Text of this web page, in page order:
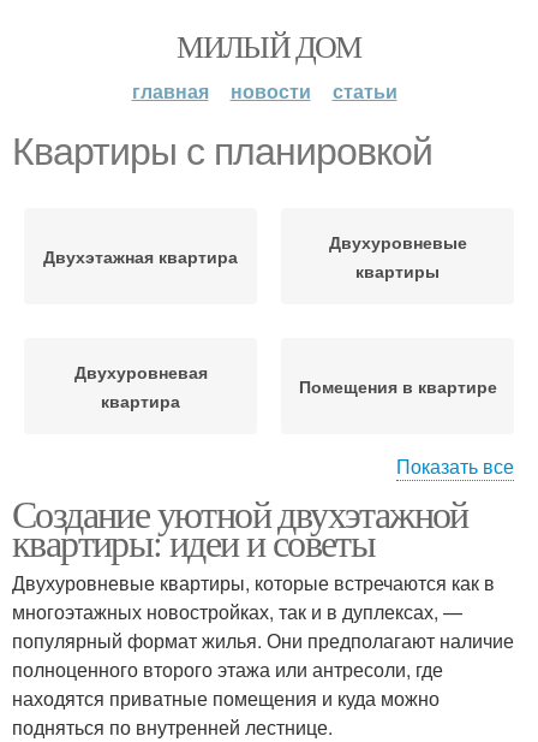
МИЛЫЙ ДОМ
главная новости статьи
Квартиры с планировкой
Двухэтажная квартира
Двухуровневые
квартиры
Двухуровневая
квартира
Помещения в квартире
Квартира по сравнению Двухэтажные квартиры
Мебели в двухэтажной
квартире
Атмосфера в
двухэтажной квартире
Показать все
Создание уютной двухэтажной
квартиры: идеи и советы
Двухуровневые квартиры, которые встречаются как в
многоэтажных новостройках, так и в дуплексах, —
популярный формат жилья. Они предполагают наличие
полноценного второго этажа или антресоли, где
находятся приватные помещения и куда можно
подняться по внутренней лестнице.